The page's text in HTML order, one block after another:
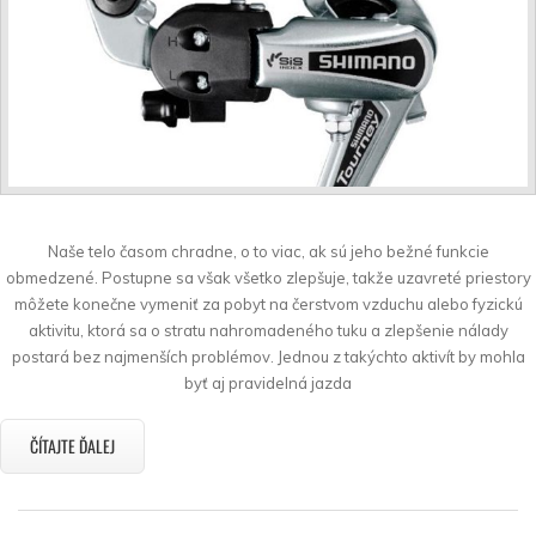
Naše telo časom chradne, o to viac, ak sú jeho bežné funkcie
obmedzené. Postupne sa však všetko zlepšuje, takže uzavreté priestory
môžete konečne vymeniť za pobyt na čerstvom vzduchu alebo fyzickú
aktivitu, ktorá sa o stratu nahromadeného tuku a zlepšenie nálady
postará bez najmenších problémov. Jednou z takýchto aktivít by mohla
byť aj pravidelná jazda
ČÍTAJTE ĎALEJ